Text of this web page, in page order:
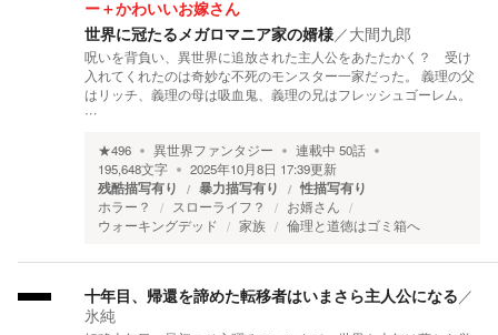
ー＋かわいいお嫁さん
世界に冠たるメガロマニア家の婿様／大間九郎
呪いを背負い、異世界に追放された主人公をあたたかく？ 受け
入れてくれたのは奇妙な不死のモンスター一家だった。 義理の父
はリッチ、義理の母は吸血鬼、義理の兄はフレッシュゴーレム。
…
★496 異世界ファンタジー 連載中 50話
195,648文字 2025年10月8日 17:39更新
残酷描写有り 暴力描写有り 性描写有り
ホラー？ スローライフ？
お婿さん
ウォーキングデッド
家族 倫理と道徳はゴミ箱へ
十年目、帰還を諦めた転移者はいまさら主人公になる／
氷純